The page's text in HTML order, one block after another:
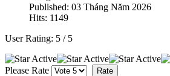
Published: 03 Tháng Năm 2026
Hits: 1149
User Rating: 5 / 5
Please Rate